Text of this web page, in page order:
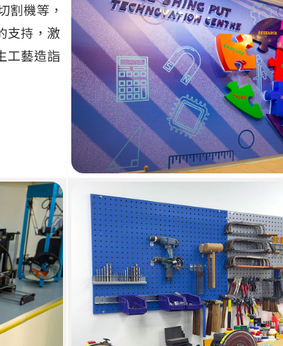
割機等，
支持，激
工藝造詣